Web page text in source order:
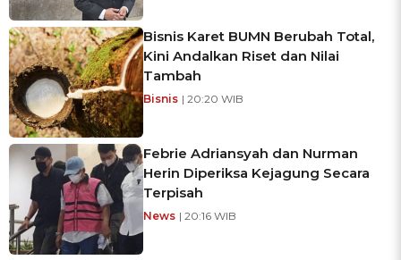
Bisnis Karet BUMN Berubah Total,
Kini Andalkan Riset dan Nilai
Tambah
Bisnis | 20:20 WIB
Febrie Adriansyah dan Nurman
Herin Diperiksa Kejagung Secara
Terpisah
News | 20:16 WIB